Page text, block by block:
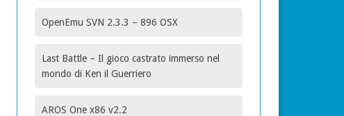
OpenEmu SVN 2.3.3 – 896 OSX
Last Battle – Il gioco castrato immerso nel
mondo di Ken il Guerriero
AROS One x86 v2.2